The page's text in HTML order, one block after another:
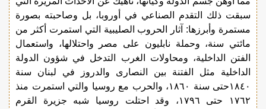
سبقت ذلك التقدم الصناعي في أوروبا، بل وصاحبته بصورة
مستمرة وأبرزها: آثار الحروب الصليبية التي استمرت أكثر من
مائتي سنة، وحملة نابليون على مصر واحتلالها، واستعمال
الفتن الداخلية، ومحاولات الغرب التدخل في شؤون الدولة
الداخلية مثل الفتنة بين النصارى والدروز في لبنان سنة
١٨٤٠حتى سنة ١٨٦٠، والحرب مع روسيا والتي استمرت منذ
١٧٦٢ حتى ١٧٩٦، وقد احتلت روسيا شبه جزيرة القرم